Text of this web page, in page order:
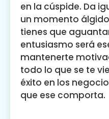
en la cúspide. Da
un momento
tienes que
entusiasmo será
mantenerte
todo lo que se te
éxito en los
que ese comporta.